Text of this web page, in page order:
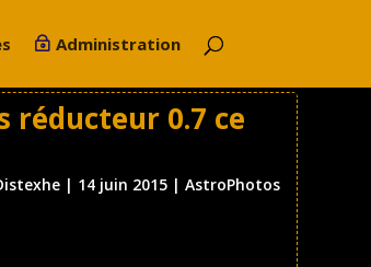
Administration
réducteur 0.7 ce
| 14 juin 2015| AstroPhotos